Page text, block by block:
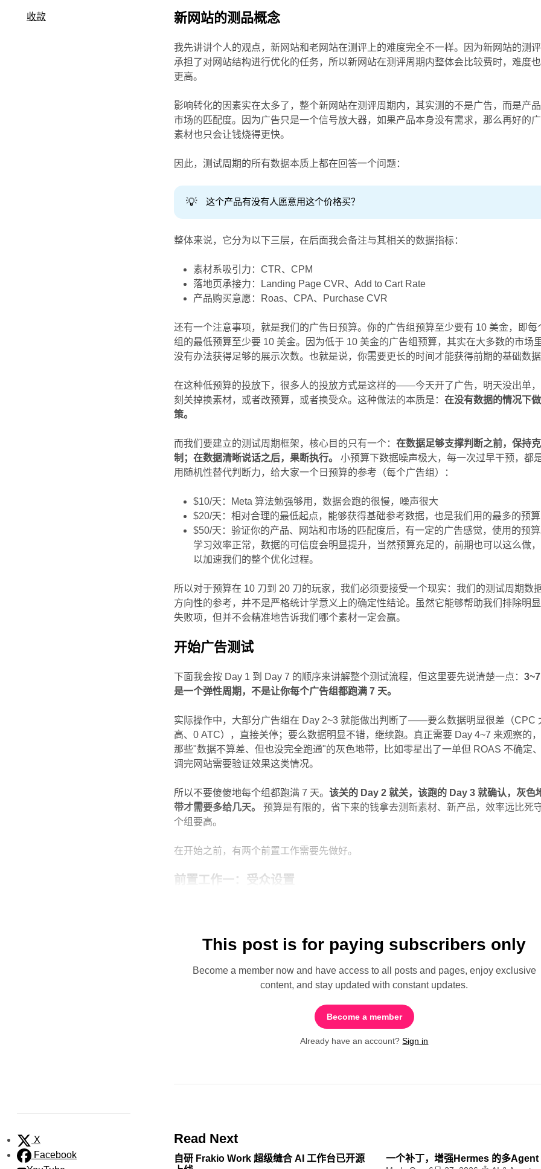
收款
X
Facebook
新网站的测品概念
我先讲讲个人的观点，新网站和老网站在测评上的难度完全不一样。因为新网站的测
承担了对网站结构进行优化的任务，所以新网站在测评周期内整体会比较费时，难度
更高。
影响转化的因素实在太多了，整个新网站在测评周期内，其实测的不是广告，而是产
市场的匹配度。因为广告只是一个信号放大器，如果产品本身没有需求，那么再好的
素材也只会让钱烧得更快。
因此，测试周期的所有数据本质上都在回答一个问题：
💡 这个产品有没有人愿意用这个价格买？
整体来说，它分为以下三层，在后面我会备注与其相关的数据指标：
素材系吸引力：CTR、CPM
落地页承接力：Landing Page CVR、Add to Cart Rate
产品购买意愿：Roas、CPA、Purchase CVR
还有一个注意事项，就是我们的广告日预算。你的广告组预算至少要有 10 美金，即每
组的最低预算至少要 10 美金。因为低于 10 美金的广告组预算，其实在大多数的市场里
没有办法获得足够的展示次数。也就是说，你需要更长的时间才能获得前期的基础数据
在这种低预算的投放下，很多人的投放方式是这样的——今天开了广告，明天没出单
刻关掉换素材，或者改预算，或者换受众。这种做法的本质是：在没有数据的情况下
策。
而我们要建立的测试周期框架，核心目的只有一个：在数据足够支撑判断之前，保持克
制；在数据清晰说话之后，果断执行。
小预算下数据噪声极大，每一次过早干预，都
用随机性替代判断力，给大家一个日预算的参考（每个广告组）：
$10/天：Meta 算法勉强够用，数据会跑的很慢，噪声很大
$20/天：相对合理的最低起点，能够获得基础参考数据，也是我们用的最多的预算
$50/天：验证你的产品、网站和市场的匹配度后，有一定的广告感觉，使用的预算
学习效率正常，数据的可信度会明显提升，当然预算充足的，前期也可以这么做
以加速我们的整个优化过程。
所以对于预算在 10 刀到 20 刀的玩家，我们必须要接受一个现实：我们的测试周期数
方向性的参考，并不是严格统计学意义上的确定性结论。虽然它能够帮助我们排除明
失败项，但并不会精准地告诉我们哪个素材一定会赢。
开始广告测试
下面我会按 Day 1 到 Day 7 的顺序来讲解整个测试流程，但这里要先说清楚一点：
是一个弹性周期，不是让你每个广告组都跑满 7 天。
实际操作中，大部分广告组在 Day 2~3 就能做出判断了——要么数据明显很差（CPC
高、0 ATC），直接关停；要么数据明显不错，继续跑。真正需要 Day 4~7 来观察的
那些"数据不算差、但也没完全跑通"的灰色地带，比如零星出了一单但 ROAS 不确定
调完网站需要验证效果这类情况。
所以不要傻傻地每个组都跑满 7 天。该关的 Day 2 就关，该跑的 Day 3 就确认，灰色
带才需要多给几天。
预算是有限的，省下来的钱拿去测新素材、新产品，效率远比死
个组要高。
在开始之前，有两个前置工作需要先做好。
前置工作一：受众设置
This post is for paying subscribers only
Become a member now and have access to all posts and pages, enjoy exclusive
content, and stay updated with constant updates.
Become a member
Already have an account?Sign in
Read Next
自研 Frakio Work 超级缝合 AI 工作台已开源
一个补丁，增强Hermes 的多Agent